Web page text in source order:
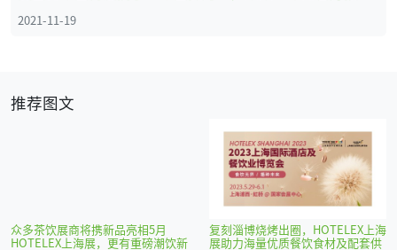
2021-11-19
推荐图文
众多茶饮展商将携新品亮相5月
HOTELEX上海展，更有重磅潮饮新
复刻淄博烧烤出圈，HOTELEX上海
展助力海量优质餐饮食材及配套供